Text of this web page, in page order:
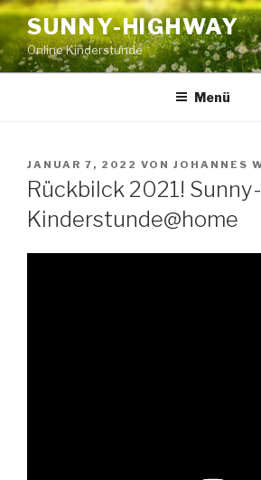
Zum
Inhalt
springen
SUNNY-HIGHWAY
Online Kinderstunde
Menü
VERÖFFENTLICHT
AM
JANUAR 7, 2022 VON JOHANNES
Rückbilck 2021!
Kinderstunde@home